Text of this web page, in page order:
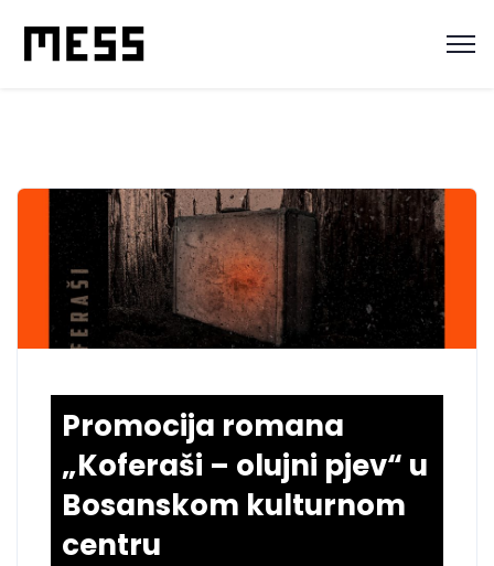
Promocija romana
„Koferaši – olujni pjev“ u
Bosanskom kulturnom
centru